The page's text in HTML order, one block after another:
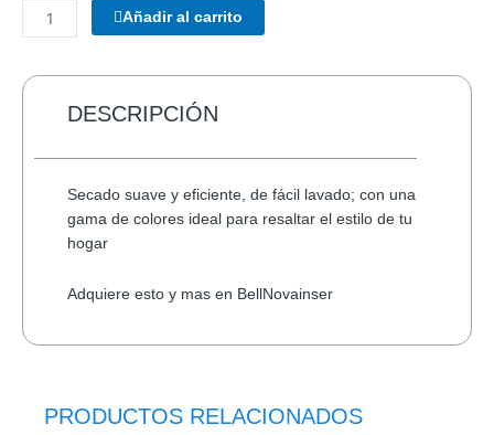
COMBO
TECLADO/MOUSE
178990
INALAMBRICO
Añadir al carrito
DESCRIPCIÓN
Secado suave y eficiente, de fácil lavado; con una
gama de colores ideal para resaltar el estilo de tu
hogar
Adquiere esto y mas en BellNovainser
PRODUCTOS RELACIONADOS